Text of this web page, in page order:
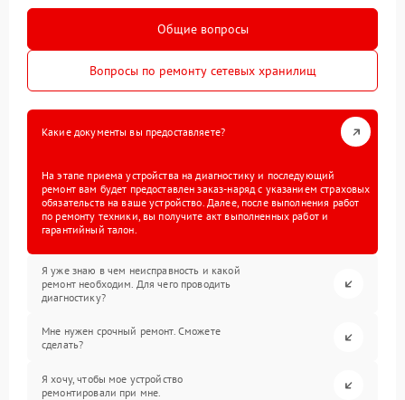
Общие вопросы
Вопросы по ремонту сетевых хранилищ
Какие документы вы предоставляете?
На этапе приема устройства на диагностику и последующий
ремонт вам будет предоставлен заказ-наряд с указанием страховых
обязательств на ваше устройство. Далее, после выполнения работ
по ремонту техники, вы получите акт выполненных работ и
гарантийный талон.
Я уже знаю в чем неисправность и какой
ремонт необходим. Для чего проводить
диагностику?
Мне нужен срочный ремонт. Сможете
сделать?
Я хочу, чтобы мое устройство
ремонтировали при мне.